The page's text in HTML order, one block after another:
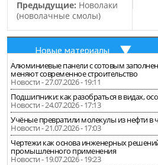
Предыдущие: Новолаки
(новолачные смолы)
Новые материалы
Алюминиевые панели с сотовым
меняют современное строительство
Новости - 27.07.2026 - 19:11
Подшипники: как разобраться в видах,
Новости - 24.07.2026 - 17:13
Учёные превратили молекулы из нефти в
Новости - 21.07.2026 - 17:03
Чертежи как основа инженерных
промышленного применения
Новости - 19.07.2026 - 19:23